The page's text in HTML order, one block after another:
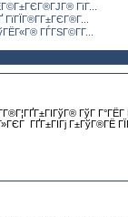
ГїГ...
ГЃГЅГ©Г­Г...
ГўГ
ГҐГ±ГІГј Г±ГўГ®ГЁ